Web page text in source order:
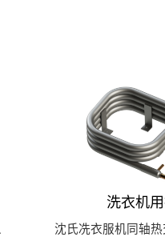
洗衣机
沈氏冼衣服机同轴